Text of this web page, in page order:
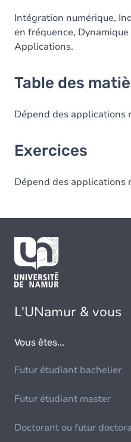
Intégration numérique,
en fréquence,
Applications.
Table des
Dépend des applications
Exercices
Dépend des applications
L'UNamur & vous
Vous êtes...
Futur étudiant bachelier
Futur étudiant master
Doctorant ou futur